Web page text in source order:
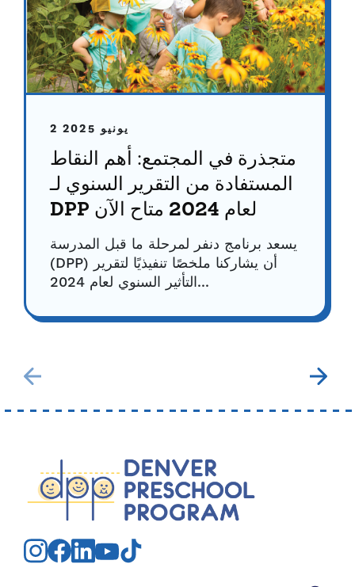
2 يونيو 2025
متجذرة في المجتمع: أهم النقاط
المستفادة من التقرير السنوي لـ
DPP لعام 2024 متاح الآن
يسعد برنامج دنفر لمرحلة ما قبل المدرسة
(DPP) أن يشاركنا ملخصًا تنفيذيًا لتقرير
التأثير السنوي لعام 2024...